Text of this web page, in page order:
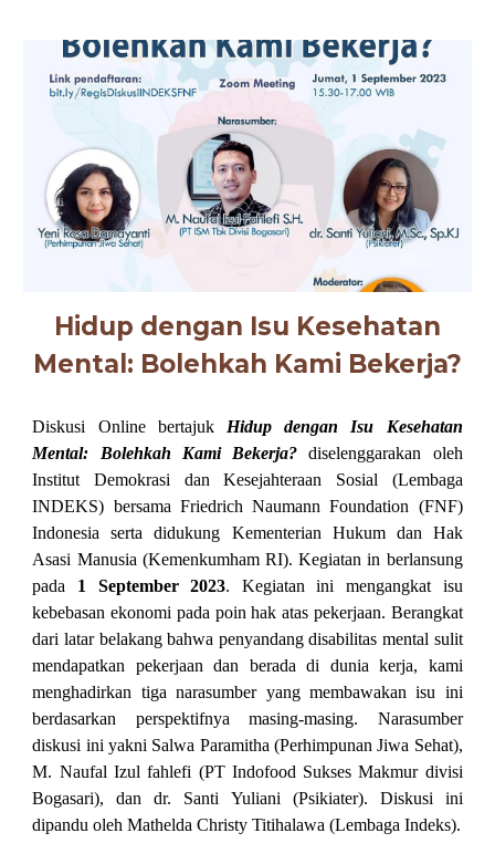
Hidup dengan Isu Kesehatan
Mental: Bolehkah Kami Bekerja?
Diskusi Online bertajuk Hidup dengan Isu Kesehatan
Mental: Bolehkah Kami Bekerja? diselenggarakan oleh
Institut Demokrasi dan Kesejahteraan Sosial (Lembaga
INDEKS) bersama Friedrich Naumann Foundation (FNF)
Indonesia serta didukung Kementerian Hukum dan Hak
Asasi Manusia (Kemenkumham RI). Kegiatan in berlansung
pada 1 September 2023. Kegiatan ini mengangkat isu
kebebasan ekonomi pada poin hak atas pekerjaan. Berangkat
dari latar belakang bahwa penyandang disabilitas mental sulit
mendapatkan pekerjaan dan berada di dunia kerja, kami
menghadirkan tiga narasumber yang membawakan isu ini
berdasarkan perspektifnya masing-masing. Narasumber
diskusi ini yakni Salwa Paramitha (Perhimpunan Jiwa Sehat),
M. Naufal Izul fahlefi (PT Indofood Sukses Makmur divisi
Bogasari), dan dr. Santi Yuliani (Psikiater). Diskusi ini
dipandu oleh Mathelda Christy Titihalawa (Lembaga Indeks).